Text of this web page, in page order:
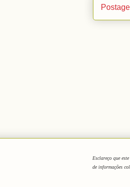
Esclareço que
de informações